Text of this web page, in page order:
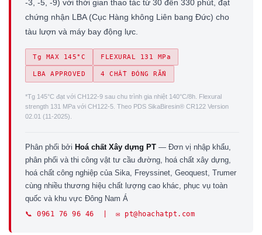
-3, -5, -9) với thời gian thao tác từ 30 đến 330 phút, đạt
chứng nhận LBA (Cục Hàng không Liên bang Đức) cho
tàu lượn và máy bay động lực.
Tg MAX 145°C FLEXURAL 131 MPa
LBA APPROVED 4 CHẤT ĐÓNG RẮN
*Tg 145°C đạt với CH122-9 sau chu trình gia nhiệt 140°C/8h. Flexural
strength 131 MPa với CH122-5. Theo PDS SikaBiresin® CR122 Version
02.01 (11-2025).
Phân phối bởi Hoá chất Xây dựng PT — Đơn vị nhập khẩu,
phân phối và thi công vật tư cầu đường, hoá chất xây dựng,
hoá chất công nghiệp của Sika, Freyssinet, Geoquest, Trumer
cùng nhiều thương hiệu chất lượng cao khác, phục vụ toàn
quốc và khu vực Đông Nam Á
📞 0961 76 96 46 | ✉️ pt@hoachatpt.com